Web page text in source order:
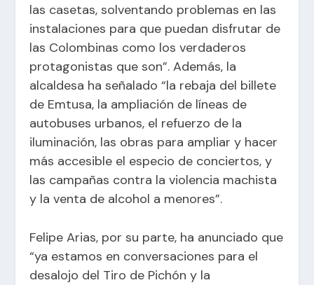
las casetas, solventando problemas en las
instalaciones para que puedan disfrutar de
las Colombinas como los verdaderos
protagonistas que son”. Además, la
alcaldesa ha señalado “la rebaja del billete
de Emtusa, la ampliación de líneas de
autobuses urbanos, el refuerzo de la
iluminación, las obras para ampliar y hacer
más accesible el especio de conciertos, y
las campañas contra la violencia machista
y la venta de alcohol a menores”.
Felipe Arias, por su parte, ha anunciado que
“ya estamos en conversaciones para el
desalojo del Tiro de Pichón y la